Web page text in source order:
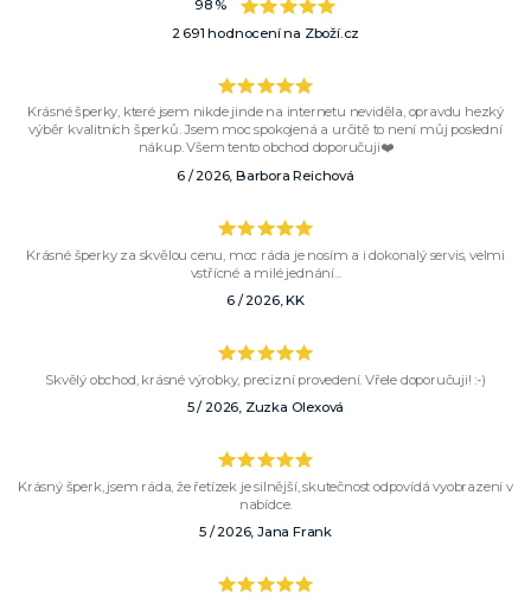
98 %
2 691 hodnocení na Zboží.cz
Krásné šperky, které jsem nikde jinde na internetu neviděla, opravdu hezký
výběr kvalitních šperků. Jsem moc spokojená a určitě to není můj poslední
nákup. Všem tento obchod doporučuji❤️
6 / 2026, Barbora Reichová
Krásné šperky za skvělou cenu, moc ráda je nosím a i dokonalý servis, velmi
vstřícné a milé jednání...
6 / 2026, KK
Skvělý obchod, krásné výrobky, precizní provedení. Vřele doporučuji! :-)
5 / 2026, Zuzka Olexová
Krásný šperk, jsem ráda, že řetízek je silnější, skutečnost odpovídá vyobrazení v
nabídce.
5 / 2026, Jana Frank